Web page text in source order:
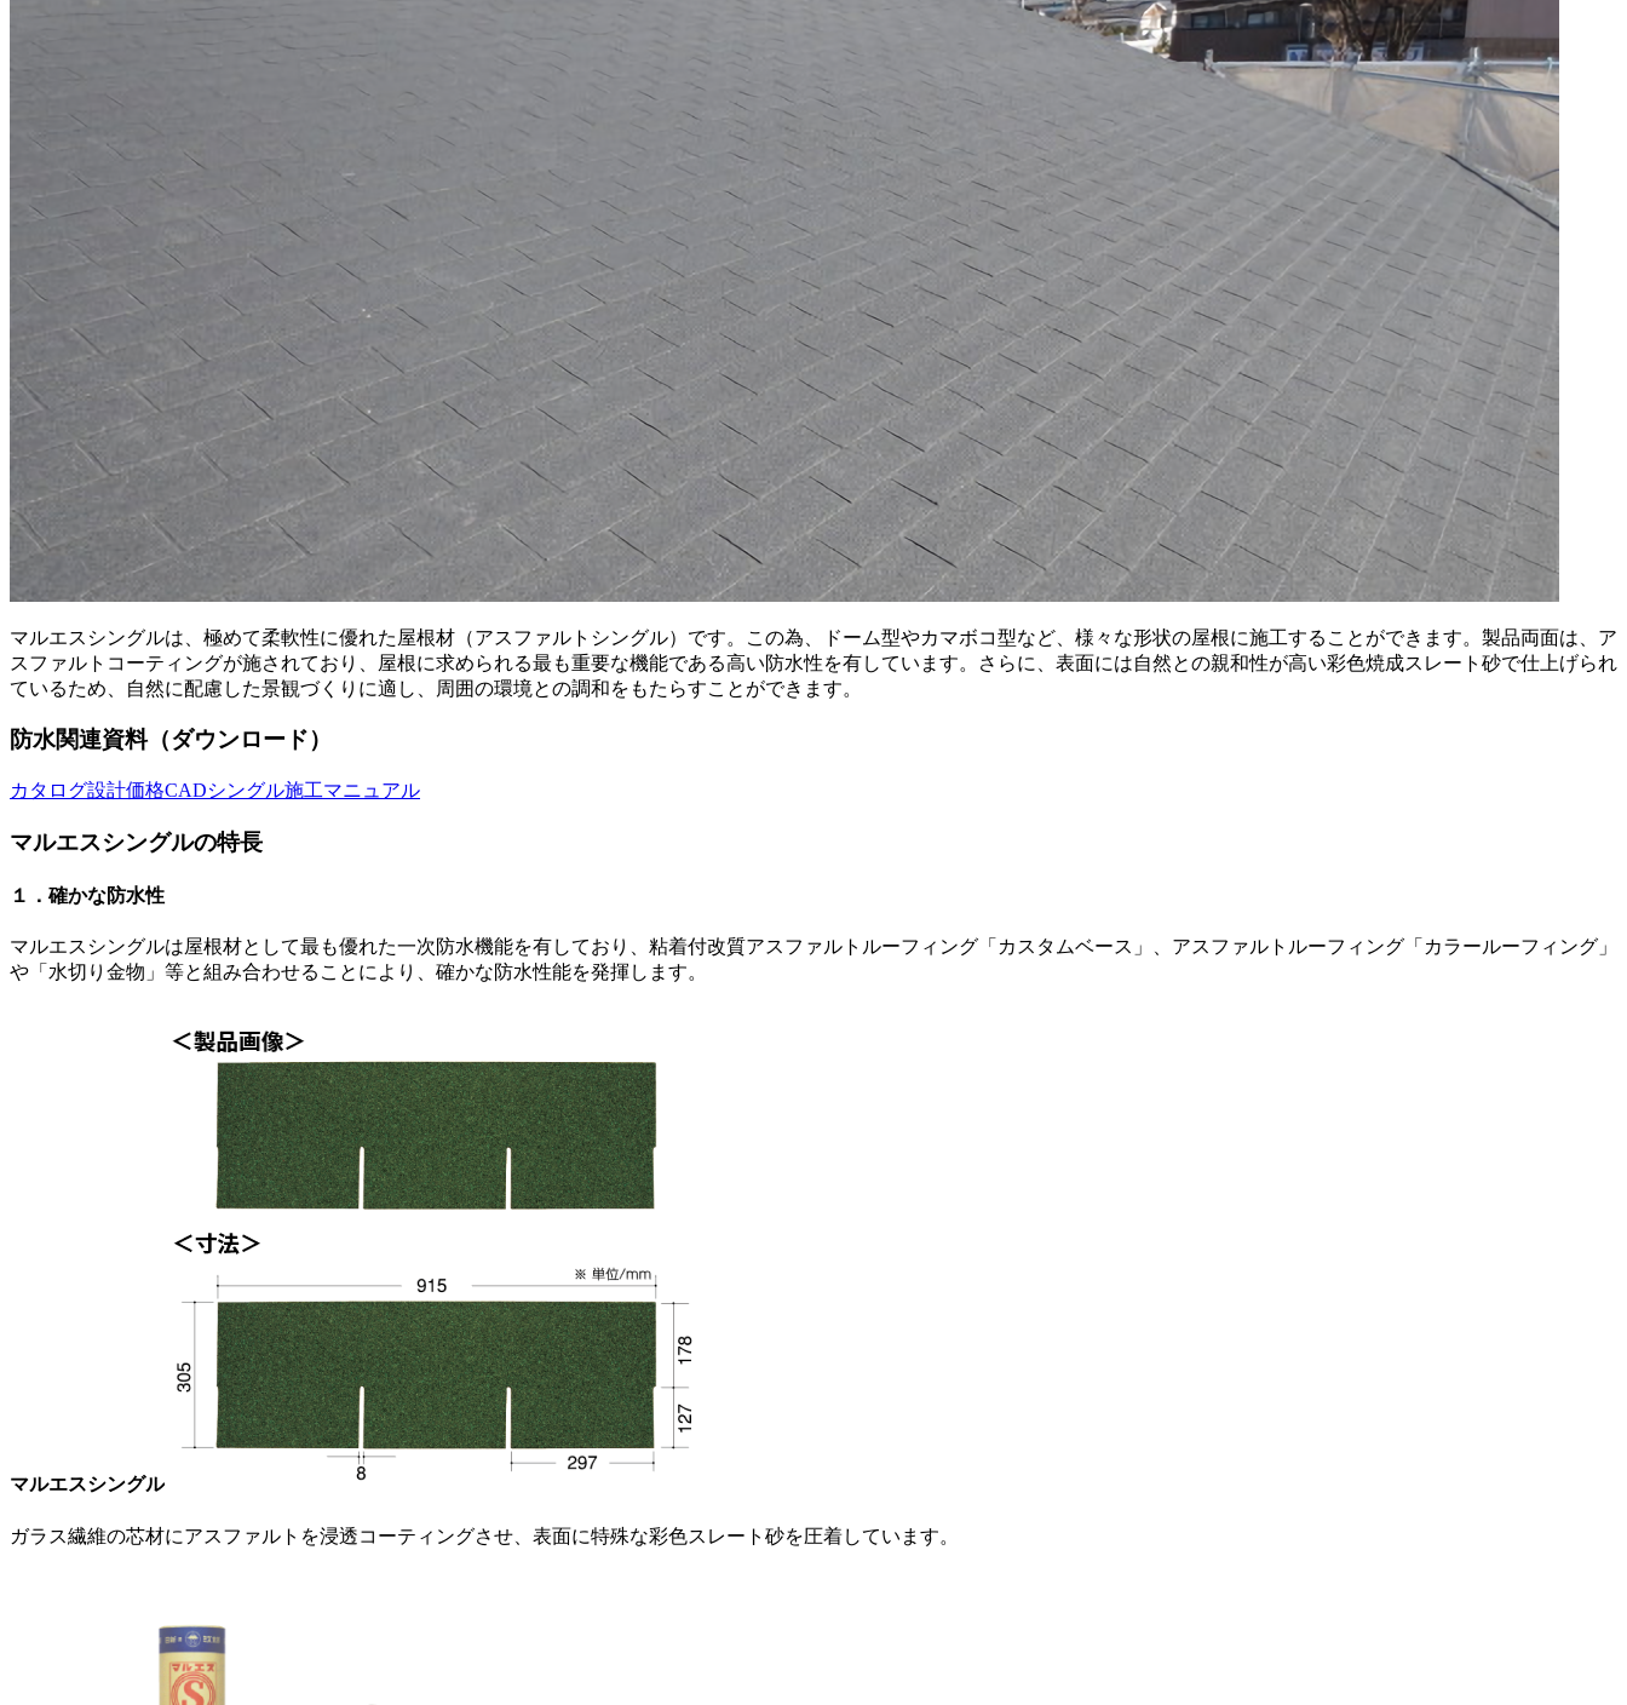
マルエスシングルは、極めて柔軟性に優れた屋根材（アスファルトシングル）です。この為、ドーム型やカマボコ型など、様々な形状の屋根に施工することができます。製品両面は、ア
スファルトコーティングが施されており、屋根に求められる最も重要な機能である高い防水性を有しています。さらに、表面には自然との親和性が高い彩色焼成スレート砂で仕上げられ
ているため、自然に配慮した景観づくりに適し、周囲の環境との調和をもたらすことができます。
防水関連資料（ダウンロード）
カタログ設計価格CADシングル施工マニュアル
マルエスシングルの特長
１．確かな防水性
マルエスシングルは屋根材として最も優れた一次防水機能を有しており、粘着付改質アスファルトルーフィング「カスタムベース」、アスファルトルーフィング「カラールーフィング」
や「水切り金物」等と組み合わせることにより、確かな防水性能を発揮します。
マルエスシングル
ガラス繊維の芯材にアスファルトを浸透コーティングさせ、表面に特殊な彩色スレート砂を圧着しています。